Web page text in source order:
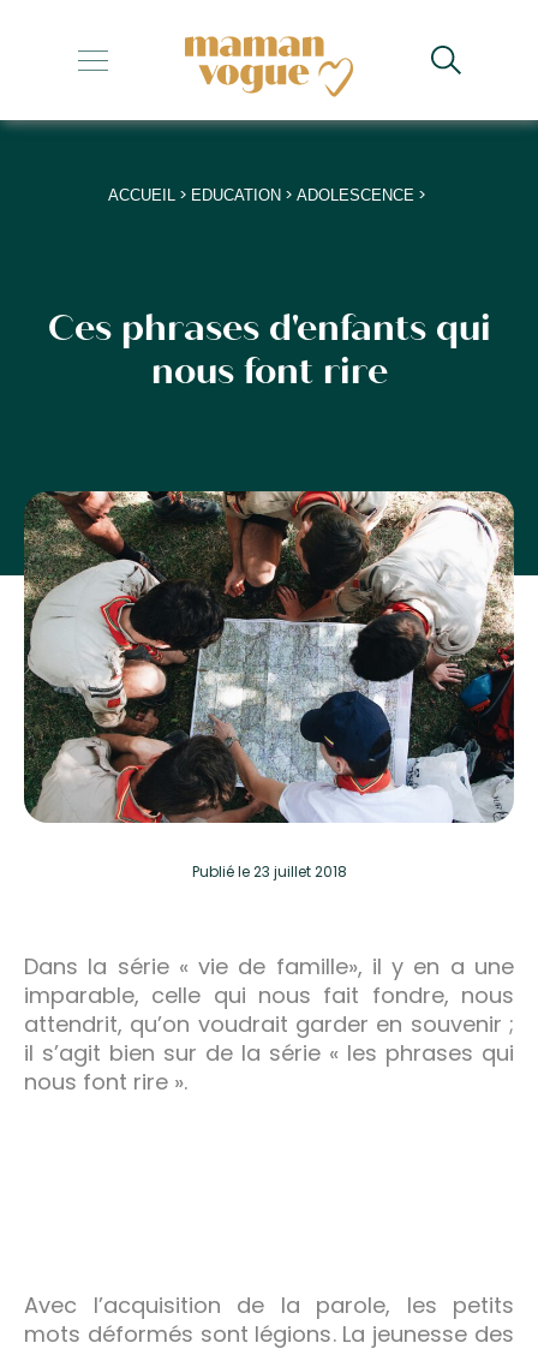
+
+
+
+
ACCUEIL > EDUCATION > ADOLESCENCE >
Ces phrases d'enfants qui
nous font rire
Publiéle 23 juillet 2018
Dans la série « vie de famille», il y en a une
imparable, celle qui nous fait fondre, nous
attendrit, qu’on voudrait garder en souvenir ;
il s’agit bien sur de la série « les phrases qui
nous font rire ».
Avec l’acquisition de la parole, les petits
mots déformés sont légions. La jeunesse des